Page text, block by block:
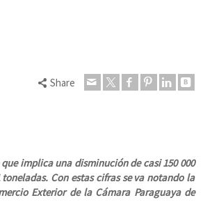
Share
implica una disminución de casi 150 000
Con estas cifras se va notando la
Exterior de la Cámara Paraguaya de